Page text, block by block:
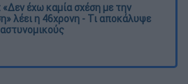
έχω καμία σχέση με την
λέει η 46χρονη - Τι αποκάλυψε